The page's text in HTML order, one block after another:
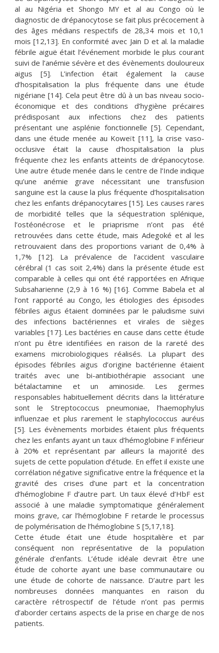
al au Nigéria et Shongo MY et al au Congo où le
diagnostic de drépanocytose se fait plus précocement à
des âges médians respectifs de 28,34 mois et 10,1
mois [12,13]. En conformité avec Jain D et al. la maladie
fébrile aiguë était l’événement morbide le plus courant
suivi de l’anémie sévère et des évènements douloureux
aigus [5]. L’infection était également la cause
d’hospitalisation la plus fréquente dans une étude
nigériane [14]. Cela peut être dû à un bas niveau socio-
économique et des conditions d’hygiène précaires
prédisposant aux infections chez des patients
présentant une asplénie fonctionnelle [5]. Cependant,
dans une étude menée au Koweït [11], la crise vaso-
occlusive était la cause d’hospitalisation la plus
fréquente chez les enfants atteints de drépanocytose.
Une autre étude menée dans le centre de l’Inde indique
qu’une anémie grave nécessitant une transfusion
sanguine est la cause la plus fréquente d’hospitalisation
chez les enfants drépanocytaires [15]. Les causes rares
de morbidité telles que la séquestration splénique,
l’ostéonécrose et le priaprisme n’ont pas été
retrouvées dans cette étude, mais Adegoké et al les
retrouvaient dans des proportions variant de 0,4% à
1,7% [12]. La prévalence de l’accident vasculaire
cérébral (1 cas soit 2,4%) dans la présente étude est
comparable à celles qui ont été rapportées en Afrique
Subsaharienne (2,9 à 16 %) [16]. Comme Babela et al
l’ont rapporté au Congo, les étiologies des épisodes
fébriles aigus étaient dominées par le paludisme suivi
des infections bactériennes et virales de sièges
variables [17]. Les bactéries en cause dans cette étude
n’ont pu être identifiées en raison de la rareté des
examens microbiologiques réalisés. La plupart des
épisodes fébriles aigus d’origine bactérienne étaient
traités avec une bi-antibiothérapie associant une
bétalactamine et un aminoside. Les germes
responsables habituellement décrits dans la littérature
sont le Streptococcus pneumoniae, l’haemophylus
influenzae et plus rarement le staphylococcus auréus
[5]. Les évènements morbides étaient plus fréquents
chez les enfants ayant un taux d’hémoglobine F inférieur
à 20% et représentant par ailleurs la majorité des
sujets de cette population d’étude. En effet il existe une
corrélation négative significative entre la fréquence et la
gravité des crises d’une part et la concentration
d’hémoglobine F d’autre part. Un taux élevé d’HbF est
associé à une maladie symptomatique généralement
moins grave, car l’hémoglobine F retarde le processus
de polymérisation de l’hémoglobine S [5,17,18].
Cette étude était une étude hospitalière et par
conséquent non représentative de la population
générale d’enfants. L’étude idéale devrait être une
étude de cohorte ayant une base communautaire ou
une étude de cohorte de naissance. D’autre part les
nombreuses données manquantes en raison du
caractère rétrospectif de l’étude n’ont pas permis
d’aborder certains aspects de la prise en charge de nos
patients.